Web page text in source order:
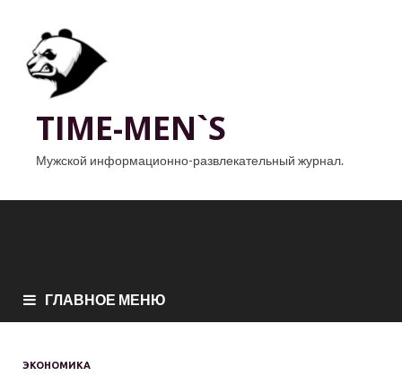
TIME-MEN`S
Мужской информационно-развлекательный журнал.
ГЛАВНОЕ МЕНЮ
ЭКОНОМИКА